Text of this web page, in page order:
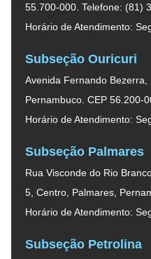
55.700-000. Telefone: (81)
Horário de Atendimento:
Subseção Ouricuri
Avenida Fernando Bezerra,
Pernambuco. CEP 56.200-
Horário de Atendimento:
Subseção Palmares
Rua Visconde do Rio
5, Centro, Palmares,
Horário de Atendimento:
Subseção Petrolina